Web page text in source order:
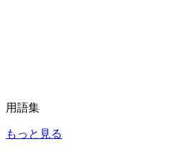
用語集
もっと見る